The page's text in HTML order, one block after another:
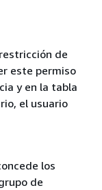
de
este permiso
y en la tabla
el usuario
los
de